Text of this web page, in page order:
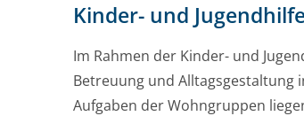
Kinder- und
Im Rahmen der Kinder- und
Betreuung und Alltagsgestaltung
Aufgaben der Wohngruppen